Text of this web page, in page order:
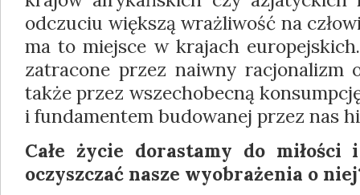
odczuciu większą wrażliwość na
ma to miejsce w krajach
zatracone przez naiwny racjonalizm
także przez wszechobecną
i fundamentem budowanej przez nas
Całe życie dorastamy do
oczyszczać nasze wyobrażenia o